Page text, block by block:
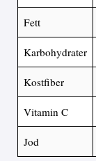
Fett
Karbohydrater
Kostfiber
Vitamin C
Jod